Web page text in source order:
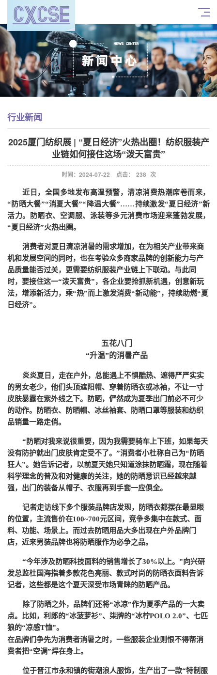
行业新闻
2025厦门纺织展 | “夏日经济”火热出圈！纺织服装产
业链如何接住这场“泼天富贵”
时间：2024-07-22 点击： 238 次
近日，全国多地发布高温预警，清凉消费热潮席卷而来，
“防晒大餐”“消夏大餐”“降温大餐”……持续激发“夏日经济”新
活力。防晒衣、空调服、泳装等多元消费市场迎来蓬勃发展，
“夏日经济”火热出圈。
消费者对夏日清凉消暑的需求增加，在为相关产业带来商
机和发展空间的同时，也在考验众多商家品牌的创新能力与产
品质量能否过关，更需要纺织服装产业链上下联动。与此同
时，要接住这一“泼天富贵”，各企业要抢抓新机遇，创意新玩
法，增添新活力，乘“热”而上激发消费“新动能”，持续助燃“夏
日经济”。
五花八门
“升温”的消暑产品
炎炎夏日，走在户外，总能遇上不惧酷热、遮得严严实实
的男女老少，他们头顶遮阳帽、穿着防晒衣或冰袖，不让一寸
皮肤暴露在紫外线之下。防晒，俨然成为夏季出门前必不可少
的动作。防晒衣、防晒帽、冰丝袖套、防晒口罩等服装和纺织
品销量一路走俏。
“防晒对我来说很重要，因为我需要骑车上下班，如果每天
没有防护就出门皮肤肯定受不了。”消费者小杜称自己为“防晒
狂人”。她告诉记者，以前夏天她只知道涂抹防晒霜，现在随着
科学理念的普及和对健康的关注，她的防晒意识已经越来越
强，出门的装备从帽子、衣服再到手套一应俱全。
记者走访线下多个服装品牌店发现，防晒衣都摆在最显眼
的位置，主流售价在100~700元区间，竞争多集中在款式、面
料、功能、场景上。而过去防晒用品大多出现在户外品牌门
店，近来男装品牌也将防晒服作为必争之品。
“今年涉及防晒科技面料的销售增长了30%以上。”向兴研
发总监杜国海指着多款花色亮丽、款式时尚的防晒衣面料告诉
记者，这些都是这个夏天深受市场青睐的防晒产品。
除了防晒之外，品牌们还将“冰凉”作为夏季产品的一大卖
点。比如，利郎的“冰菠萝衫”、柒牌的“冰柠POLO 2.0”、七匹
狼的“凉感T恤”。
在品牌们争先为消费者消暑之时，一些服装企业则恨不得帮消
费者把“空调”焊在身上。
位于晋江市永和镇的街潮浪人服饰，生产出了一款“特制服